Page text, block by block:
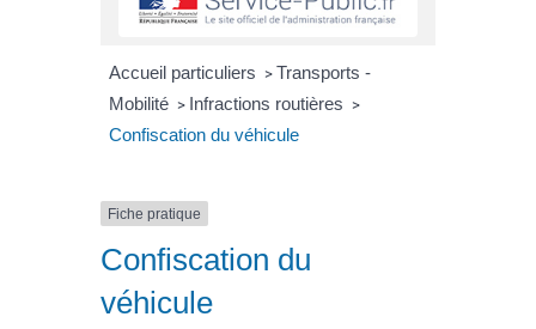
Accueil particuliers > Transports -
Mobilité > Infractions routières >
Confiscation du véhicule
Fiche pratique
Confiscation du
véhicule